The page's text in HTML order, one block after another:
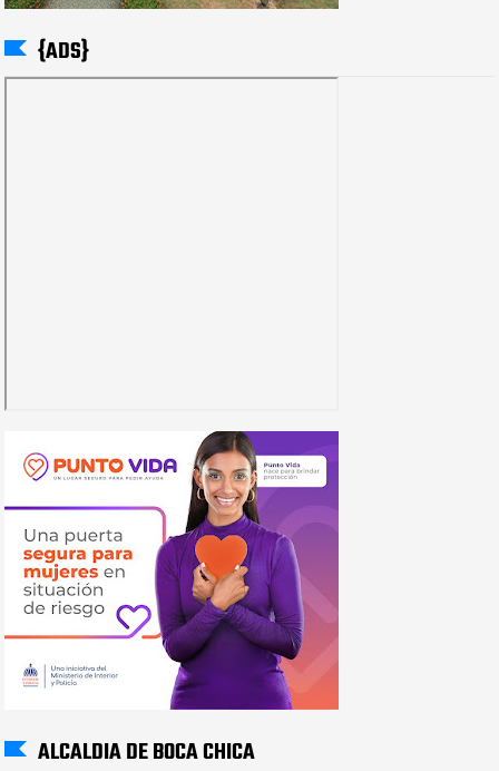
{ADS}
ALCALDIA DE BOCA CHICA